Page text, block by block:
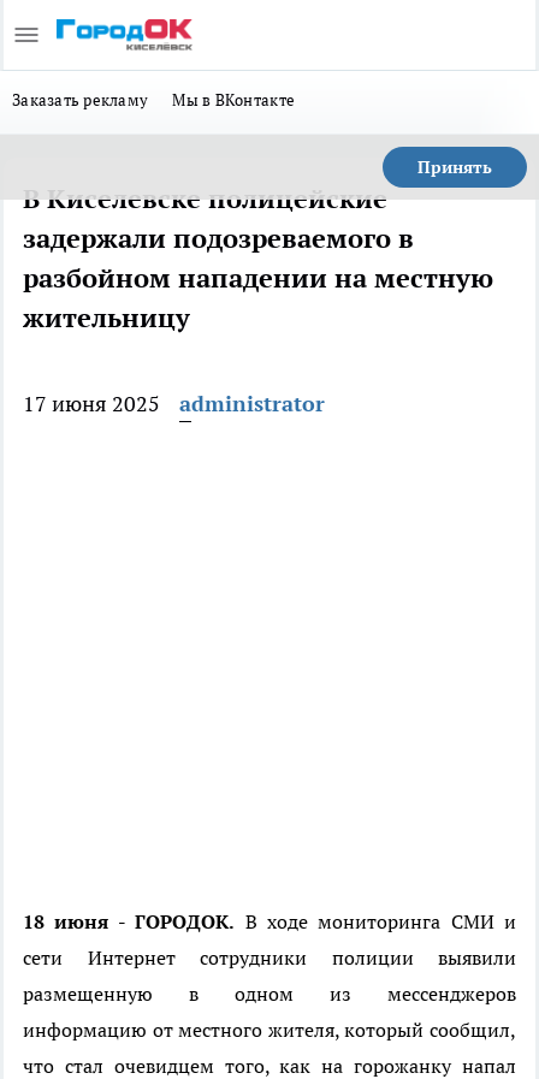
Заказать рекламу Мы в ВКонтакте
Принять
В Киселевске полицейские
задержали подозреваемого в
разбойном нападении на местную
жительницу
17 июня 2025 administrator
18 июня - ГОРОДОК. В ходе мониторинга СМИ и
сети Интернет сотрудники полиции выявили
размещенную в одном из мессенджеров
информацию от местного жителя, который сообщил,
что стал очевидцем того, как на горожанку напал